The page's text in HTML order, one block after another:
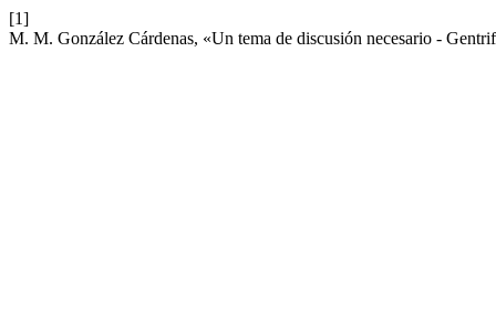
[1]
M. M. González Cárdenas, «Un tema de discusión necesario -